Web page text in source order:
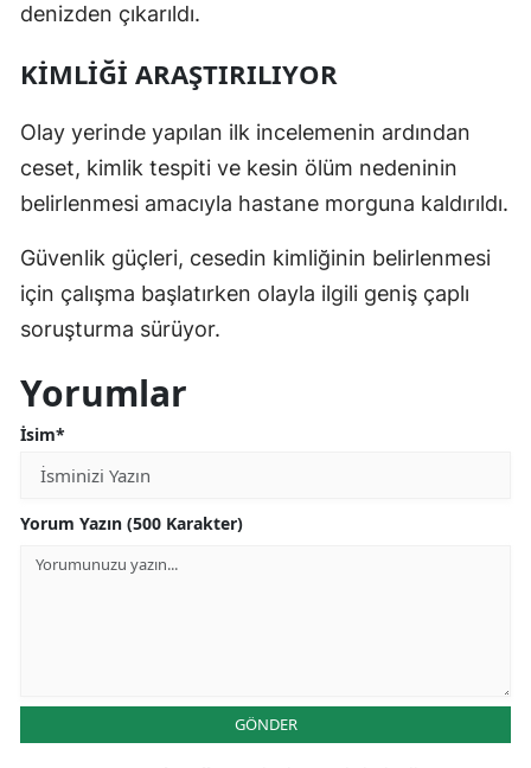
denizden çıkarıldı.
KİMLİĞİ ARAŞTIRILIYOR
Olay yerinde yapılan ilk incelemenin ardından
ceset, kimlik tespiti ve kesin ölüm nedeninin
belirlenmesi amacıyla hastane morguna kaldırıldı.
Güvenlik güçleri, cesedin kimliğinin belirlenmesi
için çalışma başlatırken olayla ilgili geniş çaplı
soruşturma sürüyor.
Yorumlar
İsim*
Yorum Yazın (500 Karakter)
GÖNDER